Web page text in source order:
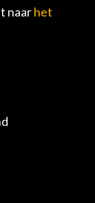
naarhet